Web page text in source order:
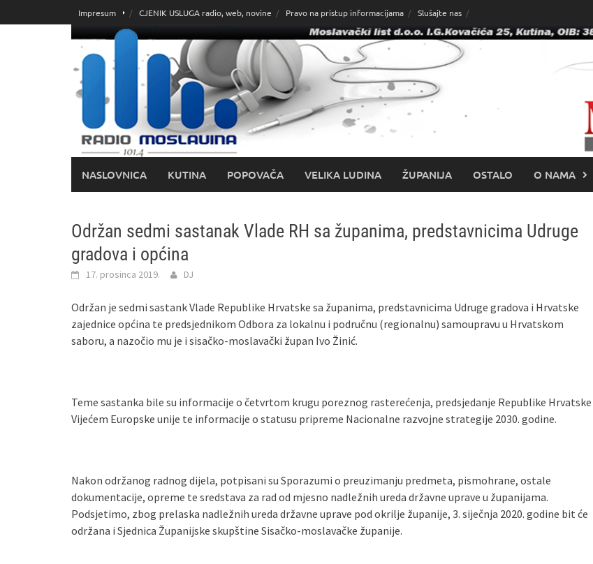
do
Impresum CJENIK USLUGA radio, web, novine Pravo na pristup informacijama Slušajte nas
NASLOVNICA KUTINA POPOVAČA VELIKA LUDINA ŽUPANIJA OSTALO O NAMA
Održan sedmi sastanak Vlade RH sa županima, predstavnicima Udruge
gradova i općina
17. prosinca 2019. DJ
Održan je sedmi sastank Vlade Republike Hrvatske sa županima, predstavnicima Udruge gradova i Hrvatske
zajednice općina te predsjednikom Odbora za lokalnu i područnu (regionalnu) samoupravu u Hrvatskom
saboru, a nazočio mu je i sisačko-moslavački župan Ivo Žinić.
Teme sastanka bile su informacije o četvrtom krugu poreznog rasterećenja, predsjedanje Republike Hrvatske
Vijećem Europske unije te informacije o statusu pripreme Nacionalne razvojne strategije 2030. godine.
Nakon održanog radnog dijela, potpisani su Sporazumi o preuzimanju predmeta, pismohrane, ostale
dokumentacije, opreme te sredstava za rad od mjesno nadležnih ureda državne uprave u županijama.
Podsjetimo, zbog prelaska nadležnih ureda državne uprave pod okrilje županije, 3. siječnja 2020. godine bit će
održana i Sjednica Županijske skupštine Sisačko-moslavačke županije.